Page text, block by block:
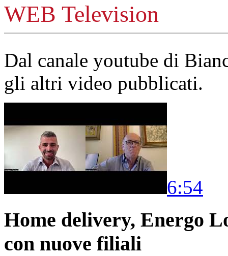
WEB Television
Dal canale youtube di
gli altri video pubblicati.
6:54
Home delivery, Energo
con nuove filiali